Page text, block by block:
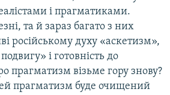
і прагматиками.
та й зараз багато з них
російському духу «аскетизм»,
і готовність до
прагматизм візьме гору знову?
прагматизм буде очищений